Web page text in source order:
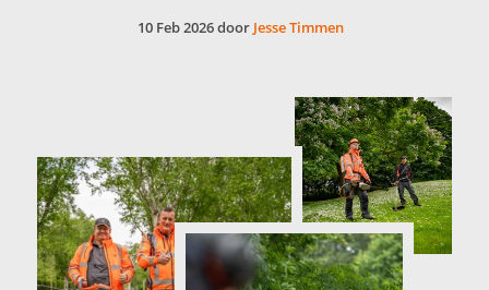
10 Feb 2026 door Jesse Timmen